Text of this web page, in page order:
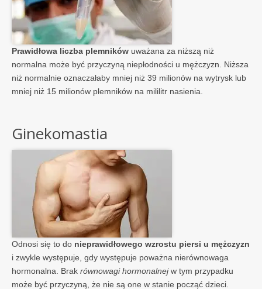
Prawidłowa liczba plemników uważana za niższą niż
normalna może być przyczyną niepłodności u mężczyzn. Niższa
niż normalnie oznaczałaby mniej niż 39 milionów na wytrysk lub
mniej niż 15 milionów plemników na mililitr nasienia.
Ginekomastia
Odnosi się to do nieprawidłowego wzrostu piersi u mężczyzn
i zwykle występuje, gdy występuje poważna nierównowaga
hormonalna. Brak równowagi hormonalnejw tym przypadku
może być przyczyną, że nie są one w stanie począć dzieci.